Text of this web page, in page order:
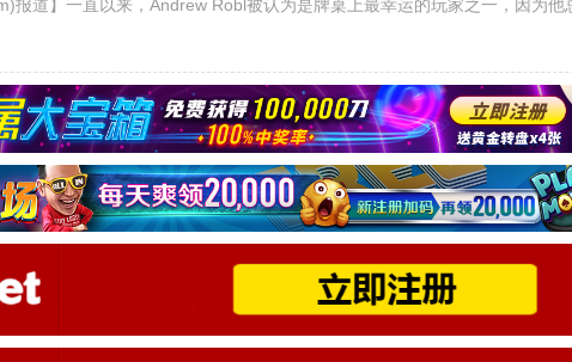
报道】一直以来，Andrew Robl被认为是牌桌上最幸运的玩家之一，因为他